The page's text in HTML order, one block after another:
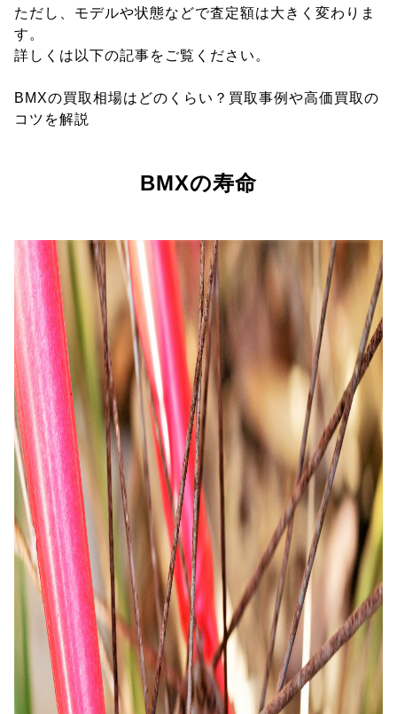
ただし、モデルや状態などで査定額は大きく変わりま
す。
詳しくは以下の記事をご覧ください。
BMXの買取相場はどのくらい？買取事例や高価買取の
コツを解説
BMXの寿命